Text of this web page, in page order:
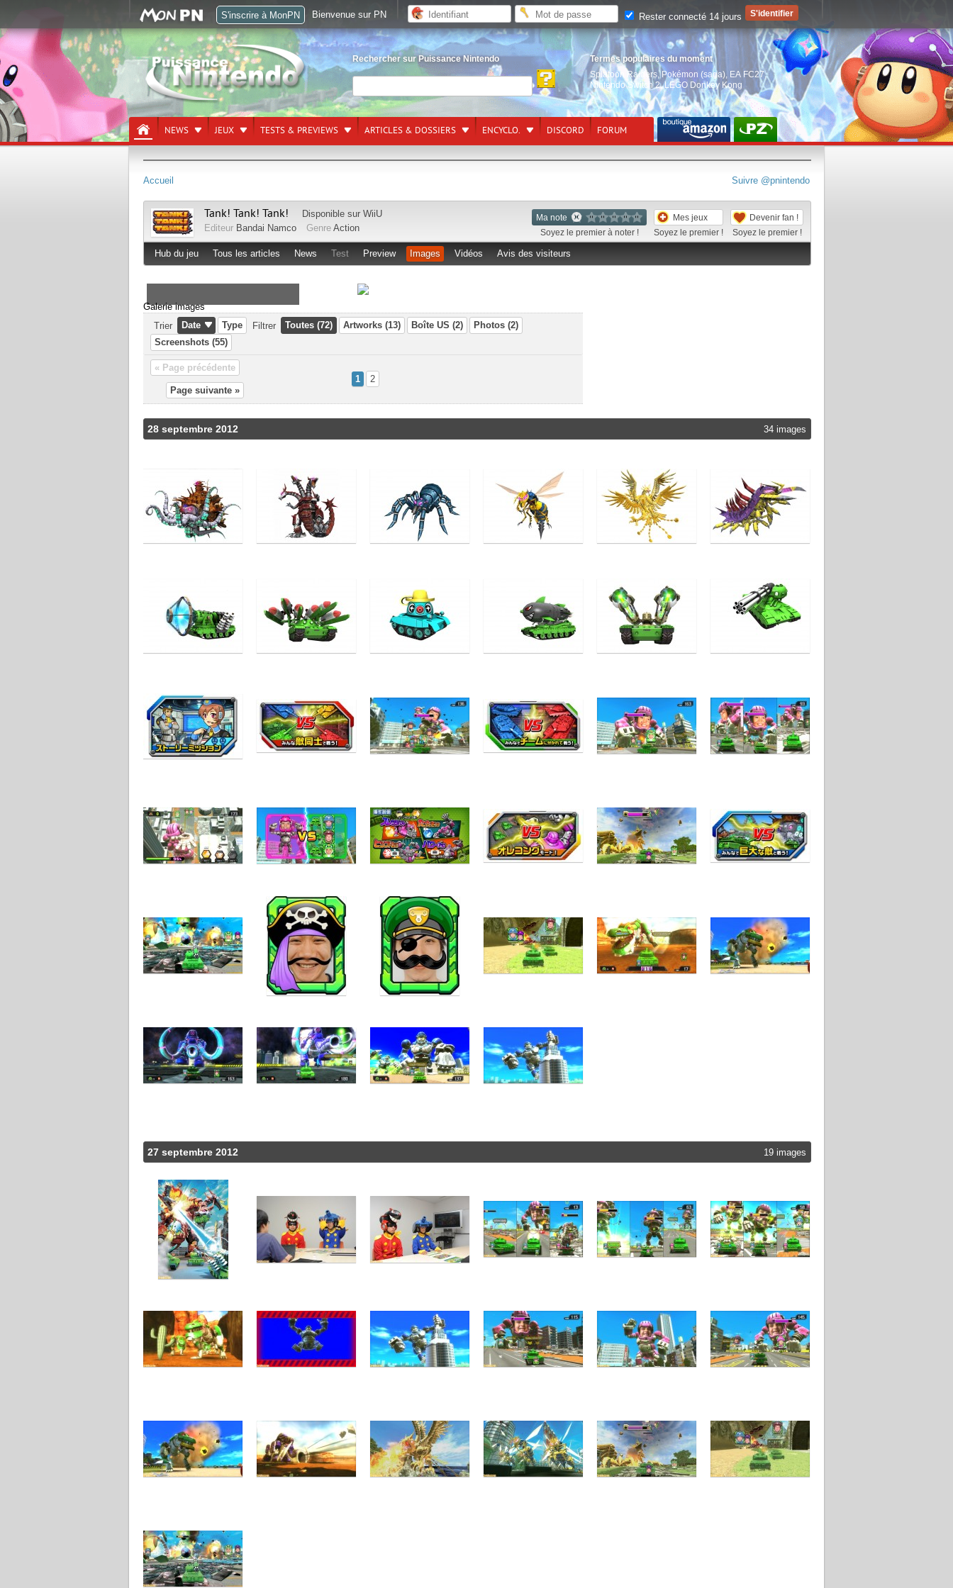
Rechercher sur Puissance Nintendo
Termes populaires du moment
Splatoon Raiders, Pokémon (saga) EA FC27,
Nintendo Switch 2,LEGO Donkey Kong
NEWS JEUX TESTS & PREVIEWS ARTICLES & DOSSIERS ENCYCLO. DISCORD FORUM
Suivre @pnintendo
Accueil
Ma note
Soyez le premier à noter !
Mes jeux
Soyez le premier !
Devenir fan !
Soyez le premier !
Tank! Tank! Tank! Disponible sur WiiU
Editeur Bandai Namco Genre Action
Hub du jeu Tous les articles News Test Preview Images Vidéos Avis des visiteurs
À LIRE :
Galerie images
Trier
Date Type Filtrer Toutes (72) Artworks (13) Boîte US (2)
Photos (2)
Screenshots (55)
« Page précédente
1
2
Page suivante »
28 septembre 2012 34 images
27 septembre 2012 19 images
S'inscrire à MonPN Bienvenue sur PN Rester connecté 14 jours